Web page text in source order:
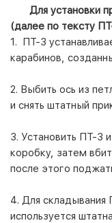
Для установки
(далее по тексту
1. ПТ-3
карабинов,
2. Выбить ось из
и снять штатный
3. Установить ПТ-3
коробку, затем
после этого
4. Для складывания
используется